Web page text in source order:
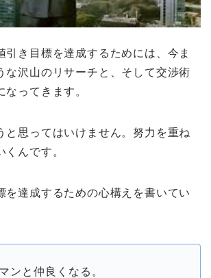
引き目標を達成するためには、今ま
な沢山のリサーチと、そして交渉術
なってきます。
と思ってはいけません。努力を重ね
くんです。
を達成するための心構えを書いてい
ンと仲良くなる。